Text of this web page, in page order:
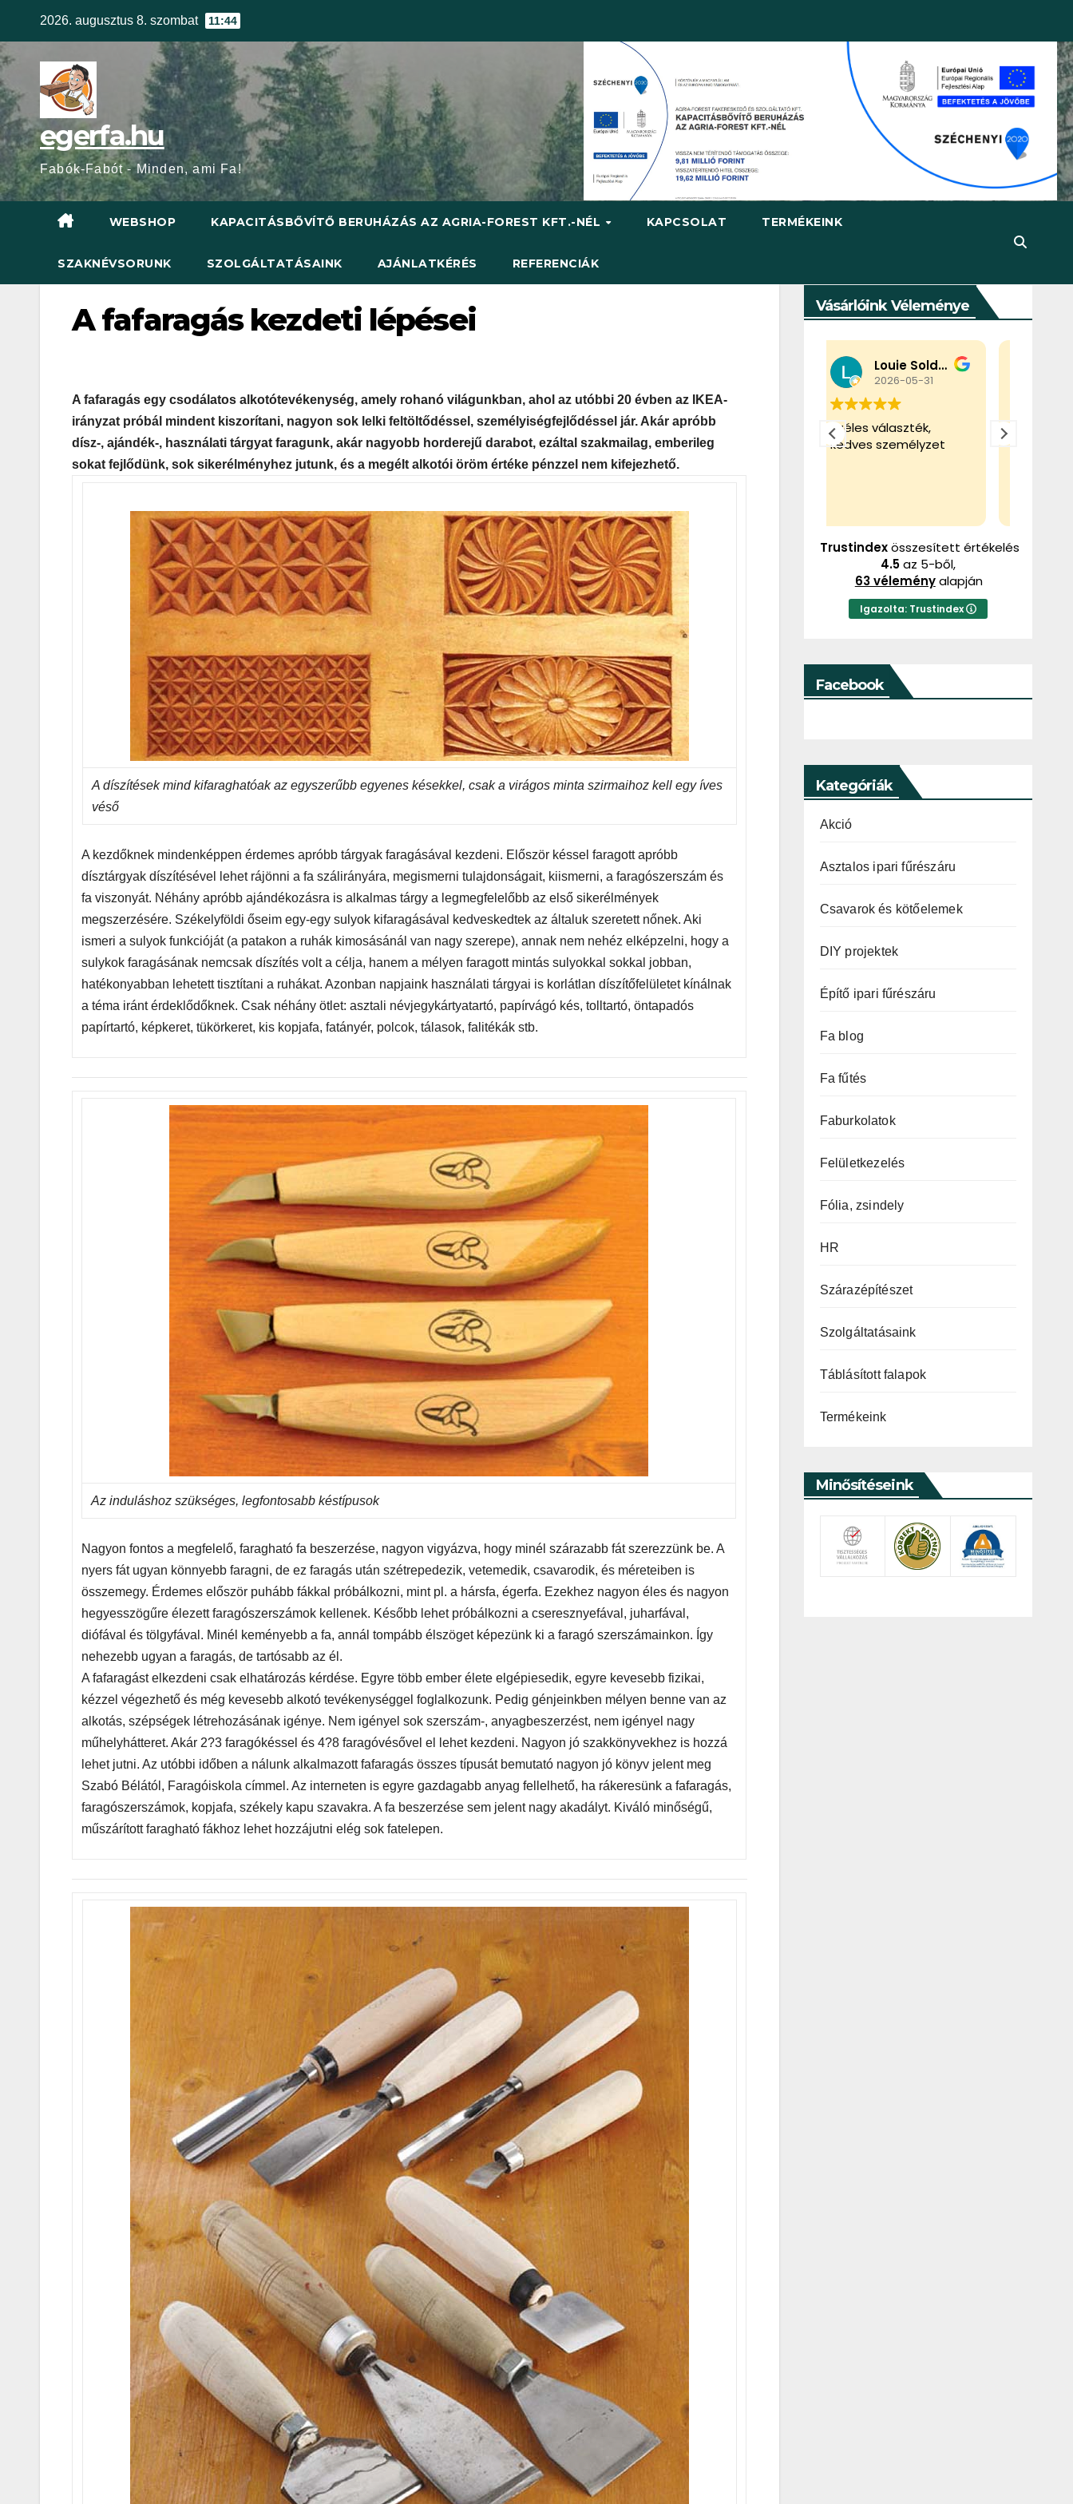
content
2026. augusztus 8. szombat 11:44
egerfa.hu
Fabók-Fabót - Minden, ami Fa!
WEBSHOP KAPACITÁSBŐVÍTŐ BERUHÁZÁS AZ AGRIA-FOREST KFT.-NÉL KAPCSOLAT TERMÉKEINK
SZAKNÉVSORUNK SZOLGÁLTATÁSAINK AJÁNLATKÉRÉS REFERENCIÁK
A fafaragás kezdeti lépései
A fafaragás egy csodálatos alkotótevékenység, amely rohanó világunkban, ahol az utóbbi 20 évben az IKEA-
irányzat próbál mindent kiszorítani, nagyon sok lelki feltöltődéssel, személyiségfejlődéssel jár. Akár apróbb
dísz-, ajándék-, használati tárgyat faragunk, akár nagyobb horderejű darabot, ezáltal szakmailag, emberileg
sokat fejlődünk, sok sikerélményhez jutunk, és a megélt alkotói öröm értéke pénzzel nem kifejezhető.
A díszítések mind kifaraghatóak az egyszerűbb egyenes késekkel, csak a virágos minta szirmaihoz kell egy íves
véső
A kezdőknek mindenképpen érdemes apróbb tárgyak faragásával kezdeni. Először késsel faragott apróbb
dísztárgyak díszítésével lehet rájönni a fa szálirányára, megismerni tulajdonságait, kiismerni, a faragószerszám és
fa viszonyát. Néhány apróbb ajándékozásra is alkalmas tárgy a legmegfelelőbb az első sikerélmények
megszerzésére. Székelyföldi őseim egy-egy sulyok kifaragásával kedveskedtek az általuk szeretett nőnek. Aki
ismeri a sulyok funkcióját (a patakon a ruhák kimosásánál van nagy szerepe), annak nem nehéz elképzelni, hogy a
sulykok faragásának nemcsak díszítés volt a célja, hanem a mélyen faragott mintás sulyokkal sokkal jobban,
hatékonyabban lehetett tisztítani a ruhákat. Azonban napjaink használati tárgyai is korlátlan díszítőfelületet kínálnak
a téma iránt érdeklődőknek. Csak néhány ötlet: asztali névjegykártyatartó, papírvágó kés, tolltartó, öntapadós
papírtartó, képkeret, tükörkeret, kis kopjafa, fatányér, polcok, tálasok, falitékák stb.
Az induláshoz szükséges, legfontosabb késtípusok
Nagyon fontos a megfelelő, faragható fa beszerzése, nagyon vigyázva, hogy minél szárazabb fát szerezzünk be. A
nyers fát ugyan könnyebb faragni, de ez faragás után szétrepedezik, vetemedik, csavarodik, és méreteiben is
összemegy. Érdemes először puhább fákkal próbálkozni, mint pl. a hársfa, égerfa. Ezekhez nagyon éles és nagyon
hegyesszögűre élezett faragószerszámok kellenek. Később lehet próbálkozni a cseresznyefával, juharfával,
diófával és tölgyfával. Minél keményebb a fa, annál tompább élszöget képezünk ki a faragó szerszámainkon. Így
nehezebb ugyan a faragás, de tartósabb az él.
A fafaragást elkezdeni csak elhatározás kérdése. Egyre több ember élete elgépiesedik, egyre kevesebb fizikai,
kézzel végezhető és még kevesebb alkotó tevékenységgel foglalkozunk. Pedig génjeinkben mélyen benne van az
alkotás, szépségek létrehozásának igénye. Nem igényel sok szerszám-, anyagbeszerzést, nem igényel nagy
műhelyhátteret. Akár 2?3 faragókéssel és 4?8 faragóvésővel el lehet kezdeni. Nagyon jó szakkönyvekhez is hozzá
lehet jutni. Az utóbbi időben a nálunk alkalmazott fafaragás összes típusát bemutató nagyon jó könyv jelent meg
Szabó Bélától, Faragóiskola címmel. Az interneten is egyre gazdagabb anyag fellelhető, ha rákeresünk a fafaragás,
faragószerszámok, kopjafa, székely kapu szavakra. A fa beszerzése sem jelent nagy akadályt. Kiváló minőségű,
műszárított faragható fákhoz lehet hozzájutni elég sok fatelepen.
Vásárlóink Véleménye
Széles választék,
kedves személyzet
Tibor Gál
2026-02-22
Ez a felhasználó csak
egy értékelést
Trustindexösszesített értékelés
4.5az 5-ből,
63 véleményalapján
Igazolta: Trustindex
Facebook
Kategóriák
Akció
Asztalos ipari fűrészáru
Csavarok és kötőelemek
DIY projektek
Építő ipari fűrészáru
Fa blog
Fa fűtés
Faburkolatok
Felületkezelés
Fólia, zsindely
HR
Szárazépítészet
Szolgáltatásaink
Táblásított falapok
Termékeink
Minősítéseink